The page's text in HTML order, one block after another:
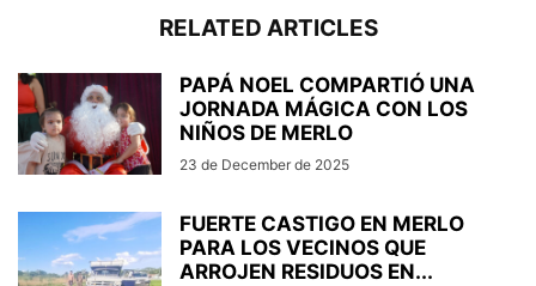
RELATED ARTICLES
PAPÁ NOEL COMPARTIÓ UNA
JORNADA MÁGICA CON LOS
NIÑOS DE MERLO
23 de December de 2025
FUERTE CASTIGO EN MERLO
PARA LOS VECINOS QUE
ARROJEN RESIDUOS EN...